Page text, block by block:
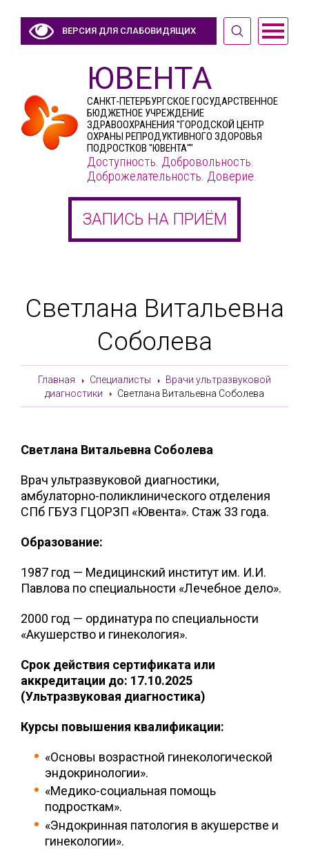
ВЕРСИЯ ДЛЯ СЛАБОВИДЯЩИХ
ЮВЕНТА
САНКТ-ПЕТЕРБУРГСКОЕ ГОСУДАРСТВЕННОЕ
БЮДЖЕТНОЕ УЧРЕЖДЕНИЕ
ЗДРАВООХРАНЕНИЯ "ГОРОДСКОЙ ЦЕНТР
ОХРАНЫ РЕПРОДУКТИВНОГО ЗДОРОВЬЯ
ПОДРОСТКОВ "ЮВЕНТА""
Доступность. Добровольность.
Доброжелательность. Доверие.
ЗАПИСЬ НА ПРИЁМ
Светлана Витальевна
Соболева
Главная Специалисты
Врачи ультразвуковой
диагностики
Светлана Витальевна Соболева
Светлана Витальевна Соболева
Врач ультразвуковой диагностики,
амбулаторно-поликлинического отделения
СПб ГБУЗ ГЦОРЗП «Ювента». Стаж 33 года.
Образование:
1987 год — Медицинский институт им. И.И.
Павлова по специальности «Лечебное дело».
2000 год — ординатура по специальности
«Акушерство и гинекология».
Срок действия сертификата или
аккредитации до: 17.10.2025
(Ультразвуковая диагностика)
Курсы повышения квалификации:
«Основы возрастной гинекологической
эндокринологии».
«Медико-социальная помощь
подросткам».
«Эндокринная патология в акушерстве и
гинекологии».